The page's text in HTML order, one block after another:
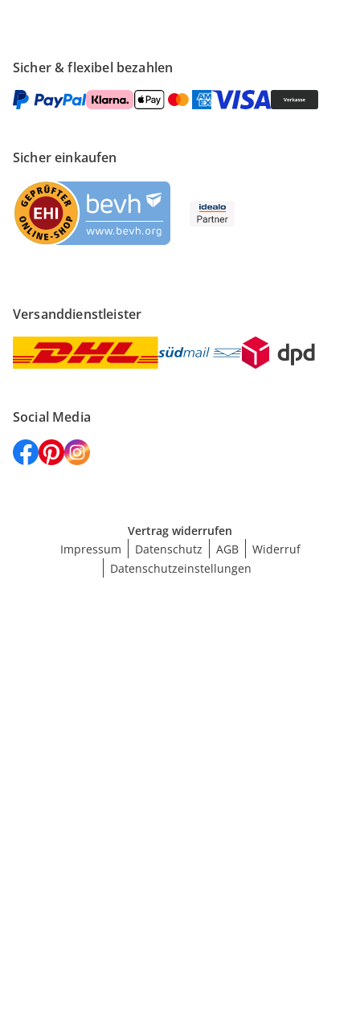
Sicher & flexibel bezahlen
Sicher einkaufen
Versanddienstleister
Social Media
Vertrag widerrufen
Impressum
Datenschutz AGB
Widerruf
Datenschutzeinstellungen